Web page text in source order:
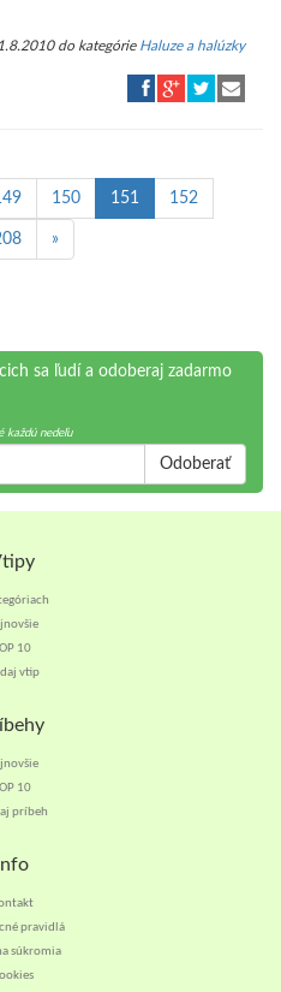
do kategórie Haluze a halúzky
150 151 152
»
sa ľudí a odoberaj zadarmo
každú nedeľu
Odoberať
10
vtip
10
príbeh
Info
pravidlá
súkromia